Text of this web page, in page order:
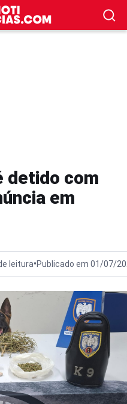
detido com
em
leitura•Publicado em 01/07/